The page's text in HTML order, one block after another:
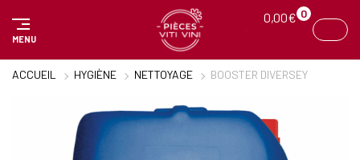
MENU
0,00€ 0
ACCUEIL HYGIÈNE NETTOYAGE BOOSTER DIVERSEY
Panneau de gestion des cookies